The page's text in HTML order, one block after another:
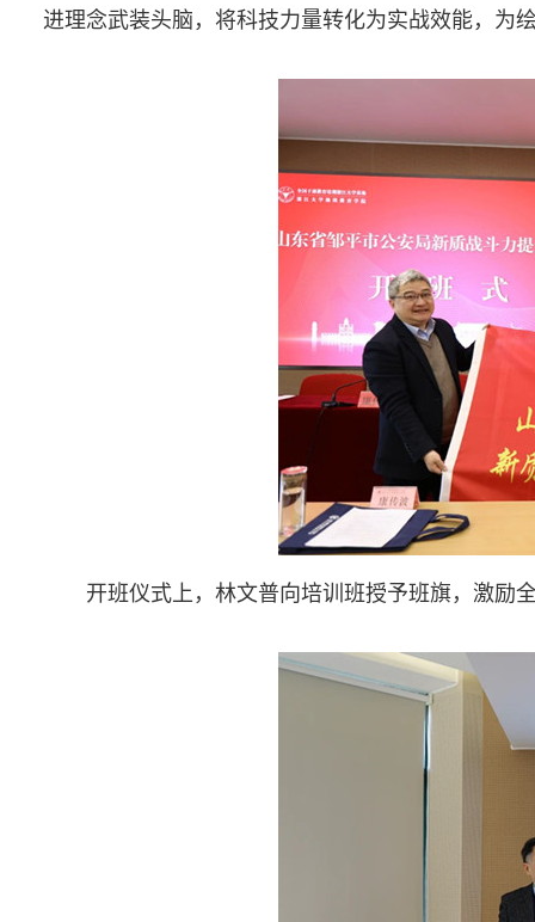
进理念武装头脑，将科技力量转化为实战效能，为
开班仪式上，林文普向培训班授予班旗，激励